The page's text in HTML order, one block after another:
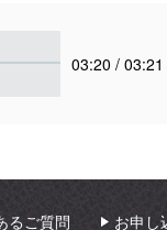
Current
03:20 / 03:21
るご質問 お申し